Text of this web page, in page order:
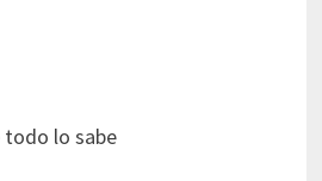
todo lo sabe